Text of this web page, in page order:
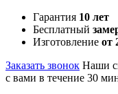
Гарантия 10 лет
Бесплатный
Изготовление от
Заказать звонок Наши
с вами в течение 30